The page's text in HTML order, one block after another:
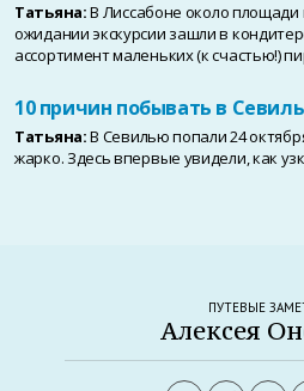
Татьяна:В Лиссабоне около
ожидании экскурсии зашли в
ассортимент маленьких (к счастью!)
10 причин побывать в
Татьяна:В Севилью попали 24
жарко. Здесь впервые увидели, как
ПУТЕВЫЕ
Алексея